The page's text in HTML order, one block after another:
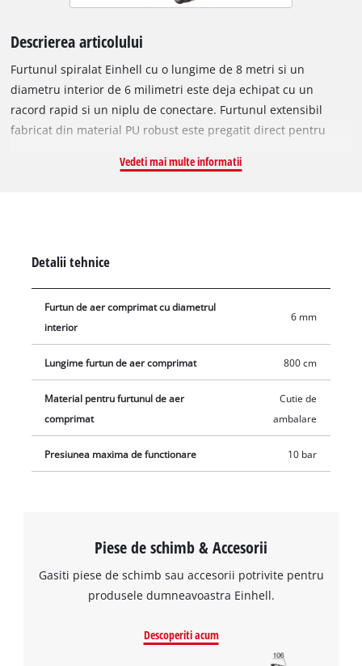
Descrierea articolului
Furtunul spiralat Einhell cu o lungime de 8 metri si un
diametru interior de 6 milimetri este deja echipat cu un
racord rapid si un niplu de conectare. Furtunul extensibil
fabricat din material PU robust este pregatit direct pentru
Vedeti mai multe informatii
Detalii tehnice
Furtun de aer comprimat cu diametrul
interior
6 mm
Lungime furtun de aer comprimat 800 cm
Material pentru furtunul de aer
comprimat
Cutie de
ambalare
Presiunea maxima de functionare 10 bar
Piese de schimb & Accesorii
Gasiti piese de schimb sau accesorii potrivite pentru
produsele dumneavoastra Einhell.
Descoperiti acum